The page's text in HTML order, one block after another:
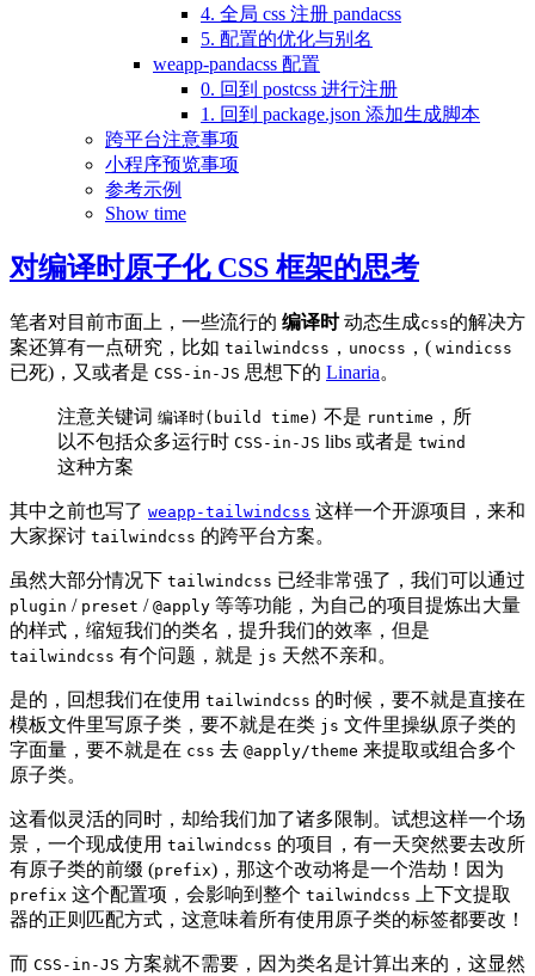
4. 全局 css 注册 pandacss
5. 配置的优化与别名
weapp-pandacss 配置
0. 回到 postcss 进行注册
1. 回到 package.json 添加生成脚本
跨平台注意事项
小程序预览事项
参考示例
Show time
对编译时原子化 CSS 框架的思考
笔者对目前市面上，一些流行的 编译时动态生成css的解决方
案还算有一点研究，比如 tailwindcss ， unocss ，( windicss
已死)，又或者是 CSS-in-JS 思想下的 Linaria。
注意关键词 编译时(build time) 不是 runtime ，所
以不包括众多运行时 CSS-in-JS libs 或者是 twind
这种方案
其中之前也写了 weapp-tailwindcss 这样一个开源项目，来和
大家探讨 tailwindcss 的跨平台方案。
虽然大部分情况下 tailwindcss 已经非常强了，我们可以通过
plugin / preset / @apply 等等功能，为自己的项目提炼出大量
的样式，缩短我们的类名，提升我们的效率，但是
tailwindcss 有个问题，就是 js 天然不亲和。
是的，回想我们在使用 tailwindcss 的时候，要不就是直接在
模板文件里写原子类，要不就是在类 js 文件里操纵原子类的
字面量，要不就是在 css 去 @apply/theme 来提取或组合多个
原子类。
这看似灵活的同时，却给我们加了诸多限制。试想这样一个场
景，一个现成使用 tailwindcss 的项目，有一天突然要去改所
有原子类的前缀 (prefix)，那这个改动将是一个浩劫！因为
prefix 这个配置项，会影响到整个 tailwindcss
上下文提取
器的正则匹配方式，这意味着所有使用原子类的标签都要改！
而 CSS-in-JS 方案就不需要，因为类名是计算出来的，这显然